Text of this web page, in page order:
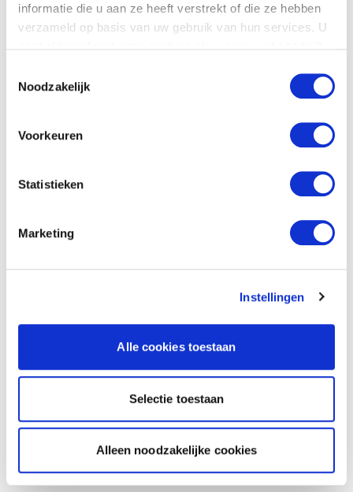
informatie die u aan ze heeft verstrekt of die ze hebben
verzameld op basis van uw gebruik van hun services. U
Noodzakelijk
Voorkeuren
Statistieken
Marketing
Instellingen
Alle cookies toestaan
Selectie toestaan
Alleen noodzakelijke cookies